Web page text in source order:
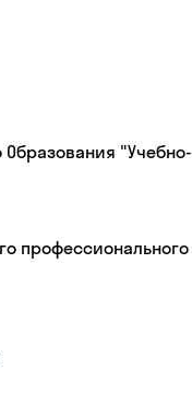
"Учебно-
профессионального